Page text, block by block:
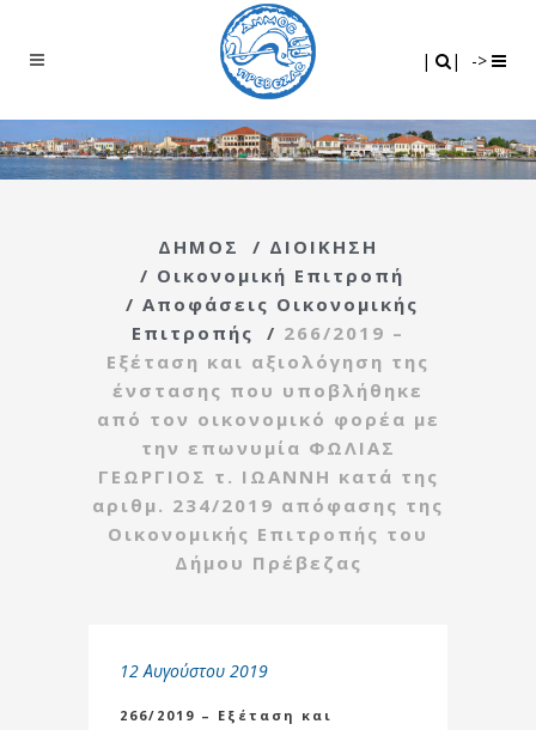
| | ->
ΔΗΜΟΣ / ΔΙΟΙΚΗΣΗ
/ Οικονομική Επιτροπή
/ Αποφάσεις Οικονομικής
Επιτροπής
/ 266/2019 –
Εξέταση και αξιολόγηση της
ένστασης που υποβλήθηκε
από τον οικονομικό φορέα με
την επωνυμία ΦΩΛΙΑΣ
ΓΕΩΡΓΙΟΣ τ. ΙΩΑΝΝΗ κατά της
αριθμ. 234/2019 απόφασης της
Οικονομικής Επιτροπής του
Δήμου Πρέβεζας
12 Αυγούστου 2019
266/2019 – Εξέταση και